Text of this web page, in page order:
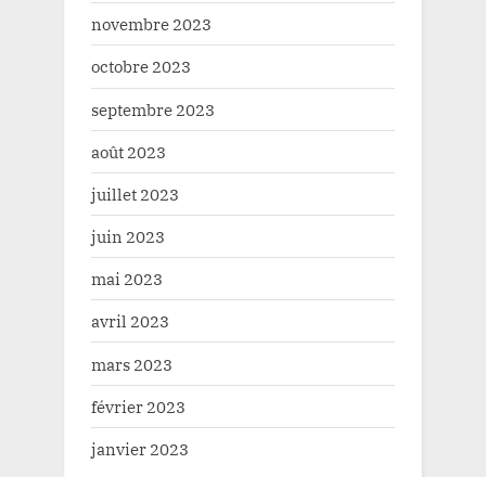
novembre 2023
octobre 2023
septembre 2023
août 2023
juillet 2023
juin 2023
mai 2023
avril 2023
mars 2023
février 2023
janvier 2023